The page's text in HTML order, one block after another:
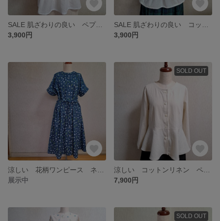
SALE 肌ざわりの良い ペプラムブラウス コットンブラウス レース切り替え ホワイト 白 Lサイズ
3,900円
3,900円
展示中
SOLD OUT
7,900円
SOLD OUT